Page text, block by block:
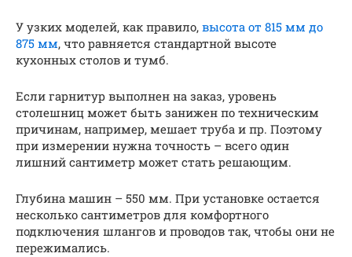
У узких моделей, как правило, высота от 815 мм до
875 мм, что равняется стандартной высоте
кухонных столов и тумб.
Если гарнитур выполнен на заказ, уровень
столешниц может быть занижен по техническим
причинам, например, мешает труба и пр. Поэтому
при измерении нужна точность – всего один
лишний сантиметр может стать решающим.
Глубина машин – 550 мм. При установке остается
несколько сантиметров для комфортного
подключения шлангов и проводов так, чтобы они не
пережимались.